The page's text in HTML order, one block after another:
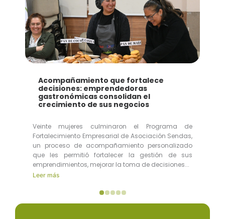
Acompañamiento que fortalece
decisiones: emprendedoras
gastronómicas consolidan el
crecimiento de sus negocios
Veinte mujeres culminaron el Programa de
Fortalecimiento Empresarial de Asociación Sendas,
un proceso de acompañamiento personalizado
que les permitió fortalecer la gestión de sus
emprendimientos, mejorar la toma de decisiones...
Leer más